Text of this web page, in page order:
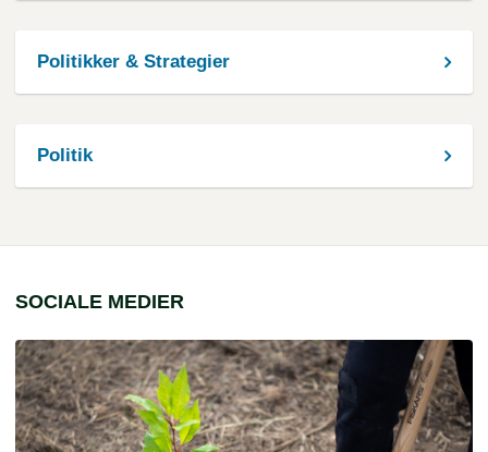
Politikker & Strategier
Politik
SOCIALE MEDIER